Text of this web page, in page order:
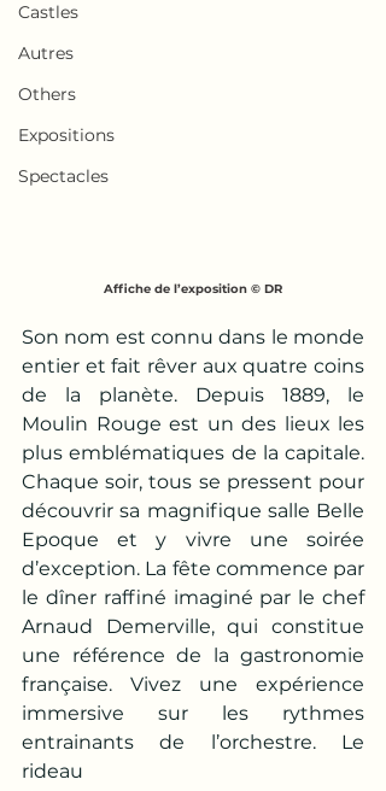
Castles
Autres
Others
Expositions
Spectacles
Affiche de l’exposition © DR
Son nom est connu dans le monde
entier et fait rêver aux quatre coins
de la planète. Depuis 1889, le
Moulin Rouge est un des lieux les
plus emblématiques de la capitale.
Chaque soir, tous se pressent pour
découvrir sa magnifique salle Belle
Epoque et y vivre une soirée
d’exception. La fête commence par
le dîner raffiné imaginé par le chef
Arnaud Demerville, qui constitue
une référence de la gastronomie
française. Vivez une expérience
immersive sur les rythmes
entrainants de l’orchestre. Le
rideau